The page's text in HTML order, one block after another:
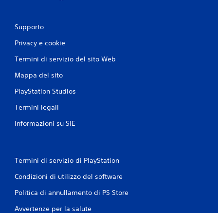
Supporto
Privacy e cookie
Termini di servizio del sito Web
Mappa del sito
PlayStation Studios
Termini legali
Informazioni su SIE
Termini di servizio di PlayStation
Condizioni di utilizzo del software
Politica di annullamento di PS Store
Avvertenze per la salute